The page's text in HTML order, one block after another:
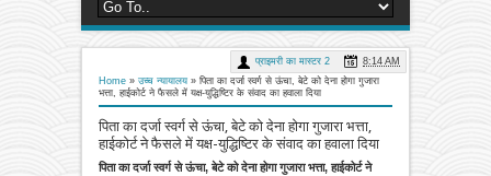
Home » उच्च न्यायालय » पिता का दर्जा स्वर्ग से ऊंचा, बेटे को देना होगा गुजारा
भत्ता, हाईकोर्ट ने फैसले में यक्ष-युद्धिष्टिर के संवाद का हवाला दिया
पिता का दर्जा स्वर्ग से ऊंचा, बेटे को देना होगा गुजारा भत्ता,
हाईकोर्ट ने फैसले में यक्ष-युद्धिष्टिर के संवाद का हवाला दिया
प्राइमरी का मास्टर 2 8:14 AM
पिता का दर्जा स्वर्ग से ऊंचा, बेटे को देना होगा गुजारा भत्ता, हाईकोर्ट ने